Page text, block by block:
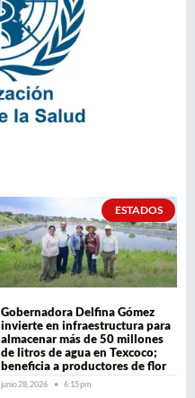
ESTADOS
Gobernadora Delfina Gómez
invierte en infraestructura para
almacenar más de 50 millones
de litros de agua en Texcoco;
beneficia a productores de flor
junio 28, 2026 6:15 pm